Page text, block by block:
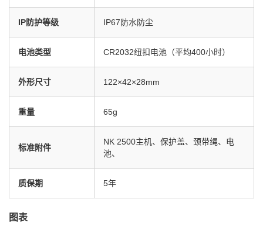
IP防护等级 IP67防水防尘
电池类型 CR2032纽扣电池（平均400小时）
外形尺寸 122×42×28mm
重量 65g
标准附件
NK 2500主机、保护盖、颈带绳、电
池、
质保期 5年
图表